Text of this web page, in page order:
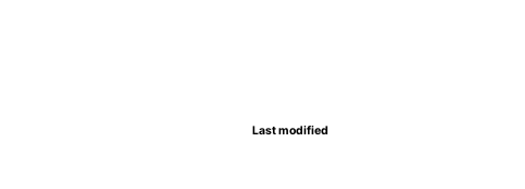
Last modified